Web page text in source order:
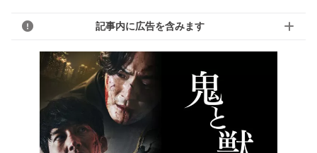
記事内に広告を含みます